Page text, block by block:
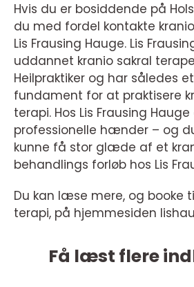
Hvis du er bosiddende på
du med fordel kontakte
Lis Frausing Hauge. Lis
uddannet kranio sakral
Heilpraktiker og har således
fundament for at praktisere
terapi. Hos Lis Frausing
professionelle hænder – og
kunne få stor glæde af et
behandlings forløb hos Lis
Du kan læse mere, og booke
terapi, på hjemmesiden
Få læst flere